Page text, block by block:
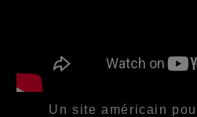
Un site américain